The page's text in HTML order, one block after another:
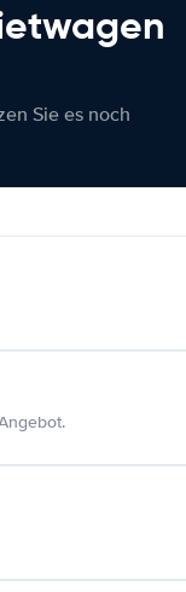
Sie es noch